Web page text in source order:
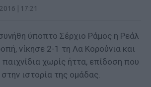
| 17:21
ύποπτο Σέρχιο Ράμος η Ρεάλ
νίκησε 2-1 τη Λα Κορούνια και
χωρίς ήττα, επίδοση που
ιστορία της ομάδας.